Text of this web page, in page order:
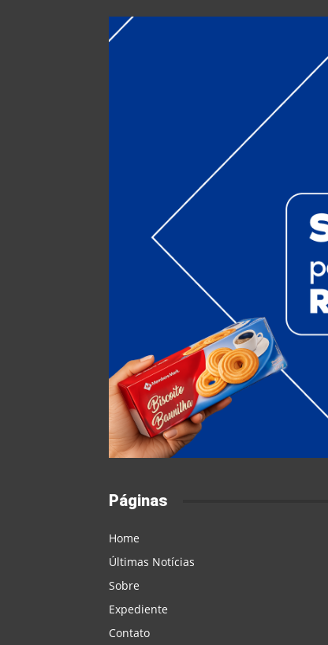
Páginas
Home
Últimas Notícias
Sobre
Expediente
Contato